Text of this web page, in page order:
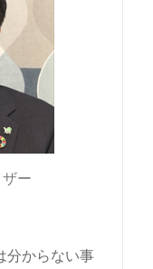
ー
分からない事